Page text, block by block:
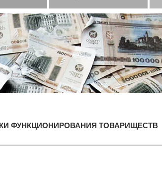
ФУНКЦИОНИРОВАНИЯ ТОВАРИЩЕСТВ